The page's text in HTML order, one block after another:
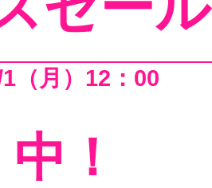
（月）12：00
！